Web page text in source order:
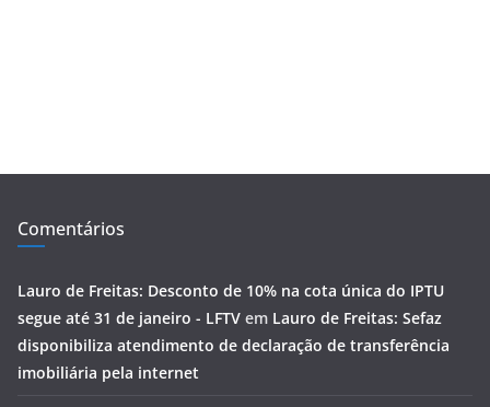
Comentários
Lauro de Freitas: Desconto de 10% na cota única do IPTU
segue até 31 de janeiro - LFTV em Lauro de Freitas: Sefaz
disponibiliza atendimento de declaração de transferência
imobiliária pela internet